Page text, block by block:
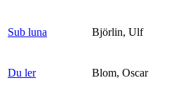
Sub luna Björlin, Ulf
Du ler Blom, Oscar